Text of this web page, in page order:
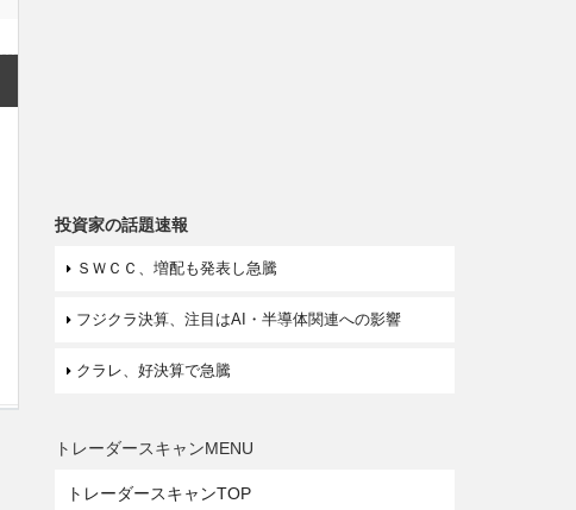
投資家の話題速報
ＳＷＣＣ、増配も発表し急騰
フジクラ決算、注目はAI・半導体関連への影響
クラレ、好決算で急騰
トレーダースキャンMENU
トレーダースキャンTOP